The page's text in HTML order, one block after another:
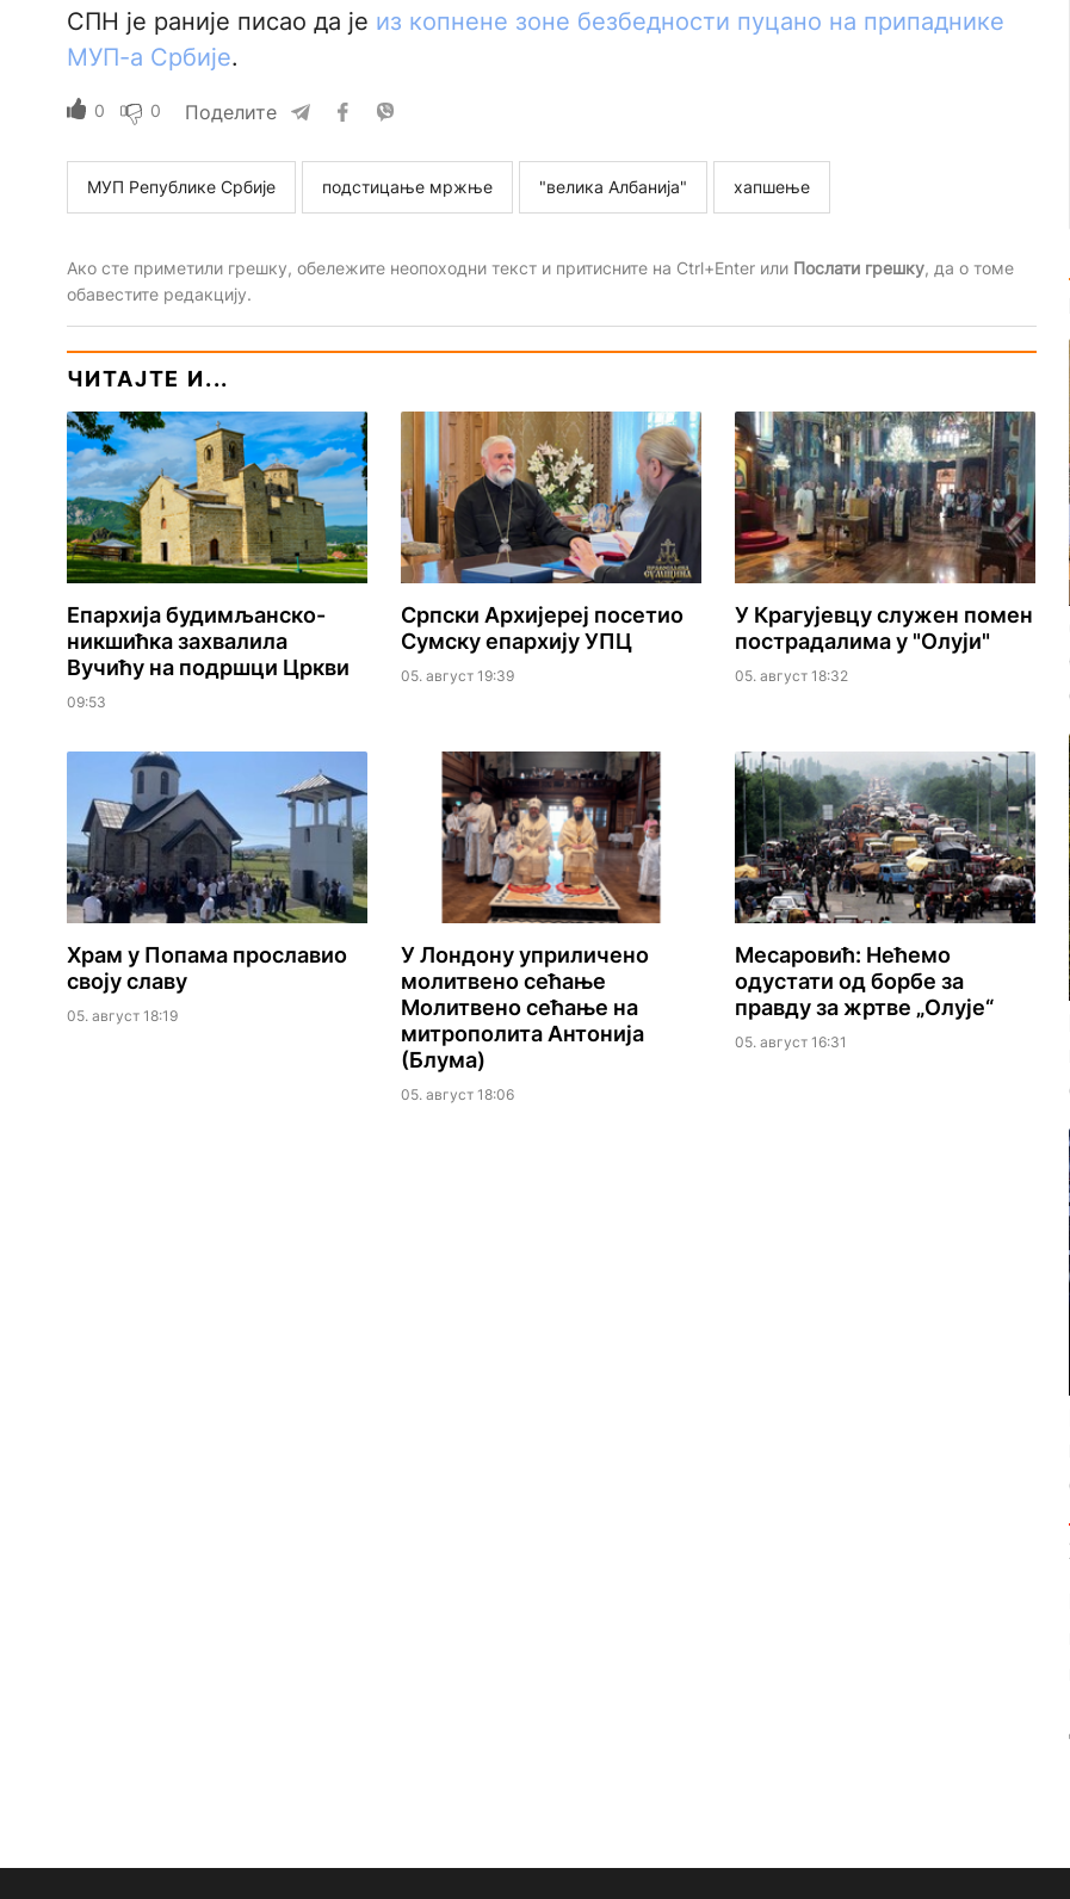
СПН је раније писао да је из копнене зоне безбедности пуцано на припаднике
МУП-а Србије.
0 0 Поделите
МУП Републике Србије подстицање мржње "велика Албанија" хапшење
Ако сте приметили грешку, обележите неопоходни текст и притисните на Ctrl+Enter или Послати грешку, да о томе
обавестите редакцију.
ЧИТАЈТЕ И...
Епархија будимљанско-
никшићка захвалила
Вучићу на подршци Цркви
09:53
Српски Архијереј посетио
Сумску епархију УПЦ
05. август 19:39
У Крагујевцу служен помен
пострадалима у "Олуји"
05. август 18:32
Храм у Попама прославио
своју славу
05. август 18:19
У Лондону уприличено
молитвено сећање
Молитвено сећање на
митрополита Антонија
(Блума)
05. август 18:06
Месаровић: Нећемо
одустати од борбе за
правду за жртве „Олује“
05. август 16:31